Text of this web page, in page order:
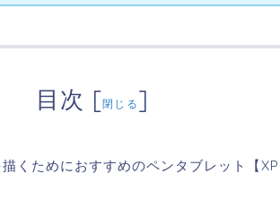
目次 [閉じる ]
くためにおすすめのペンタブレット【